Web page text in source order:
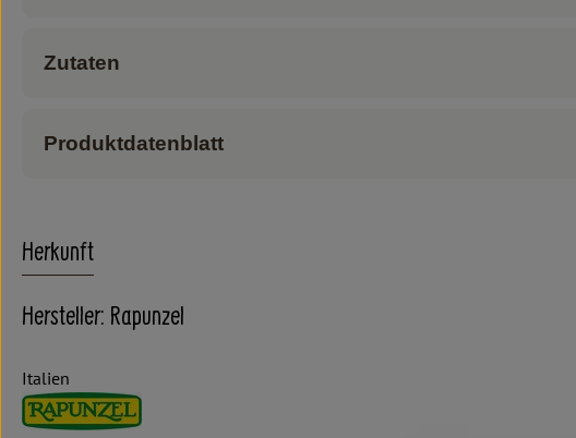
Zutaten
Produktdatenblatt
Herkunft
Hersteller: Rapunzel
Italien